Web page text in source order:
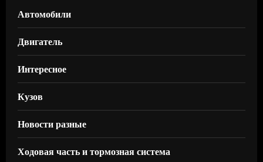
Автомобили
Двигатель
Интересное
Кузов
Новости разные
Ходовая часть и тормозная система